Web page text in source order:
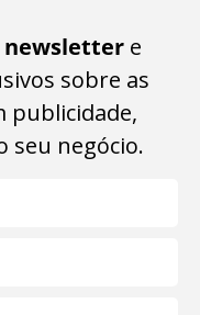
newslettere
sobre as
publicidade,
seu negócio.